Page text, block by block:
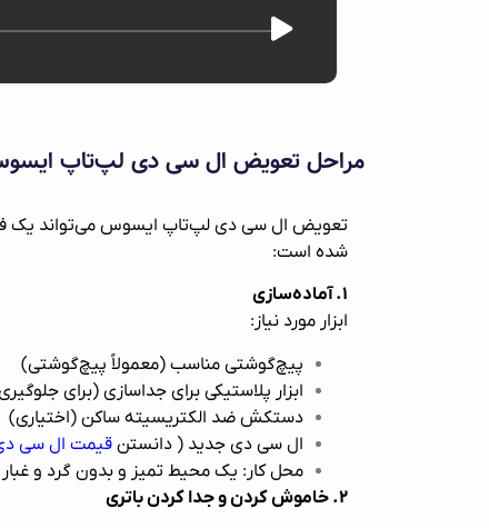
مراحل تعویض ال سی دی لپ‌تاپ
تعویض ال سی دی لپ‌تاپ ایسوس می‌تواند یک
شده است:
۱. آماده‌سازی
ابزار مورد نیاز:
پیچ‌گوشتی مناسب (معمولاً پیچ‌گوشتی)
ابزار پلاستیکی برای جداسازی (برای
دستکش ضد الکتریسیته ساکن (اختیاری)
ال سی دی جدید ( دانستن قیمت ال سی
محل کار: یک محیط تمیز و بدون گرد و غبار
۲. خاموش کردن و جدا کردن باتری